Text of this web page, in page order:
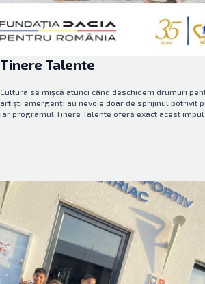
Tinere Talente
Cultura se mișcă atunci când deschidem drumuri
artiști emergenți au nevoie doar de sprijinul potrivit
iar programul Tinere Talente oferă exact acest